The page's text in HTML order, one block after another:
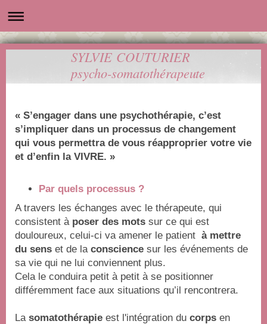
SYLVIE COUTURIER
psycho-somatothérapeute
« S’engager dans une psychothérapie, c’est
s’impliquer dans un processus de changement
qui vous permettra de vous réapproprier votre vie
et d’enfin la VIVRE. »
Par quels processus ?
A travers les échanges avec le thérapeute, qui
consistent à poser des mots sur ce qui est
douloureux, celui-ci va amener le patient à mettre
du sens et de la conscience sur les événements de
sa vie qui ne lui conviennent plus.
Cela le conduira petit à petit à se positionner
différemment face aux situations qu’il rencontrera.
La somatothérapie est l'intégration du corps en